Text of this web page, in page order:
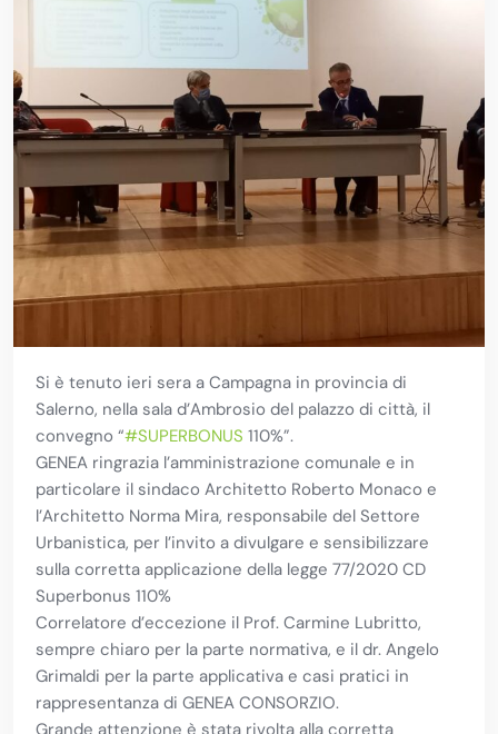
Si è tenuto ieri sera a Campagna in provincia di
Salerno, nella sala d’Ambrosio del palazzo di città, il
convegno “#SUPERBONUS 110%”.
GENEA ringrazia l’amministrazione comunale e in
particolare il sindaco Architetto Roberto Monaco e
l’Architetto Norma Mira, responsabile del Settore
Urbanistica, per l’invito a divulgare e sensibilizzare
sulla corretta applicazione della legge 77/2020 CD
Superbonus 110%
Correlatore d’eccezione il Prof. Carmine Lubritto,
sempre chiaro per la parte normativa, e il dr. Angelo
Grimaldi per la parte applicativa e casi pratici in
rappresentanza di GENEA CONSORZIO.